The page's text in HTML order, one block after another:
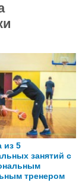
из 5
занятий с
тренером